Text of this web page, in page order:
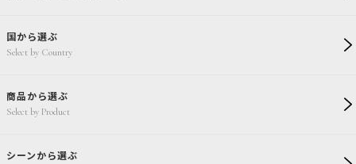
国から選ぶ
Select by Country
商品から選ぶ
Select by Product
シーンから選ぶ